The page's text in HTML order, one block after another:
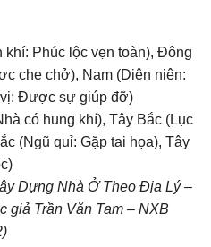
Phúc lộc vẹn toàn), Đông
che chở), Nam (Diên niên:
vị: Được sự giúp đỡ)
có hung khí), Tây Bắc (Lục
(Ngũ quỉ: Gặp tai họa), Tây
Dựng Nhà Ở Theo Địa Lý –
giả Trần Văn Tam – NXB